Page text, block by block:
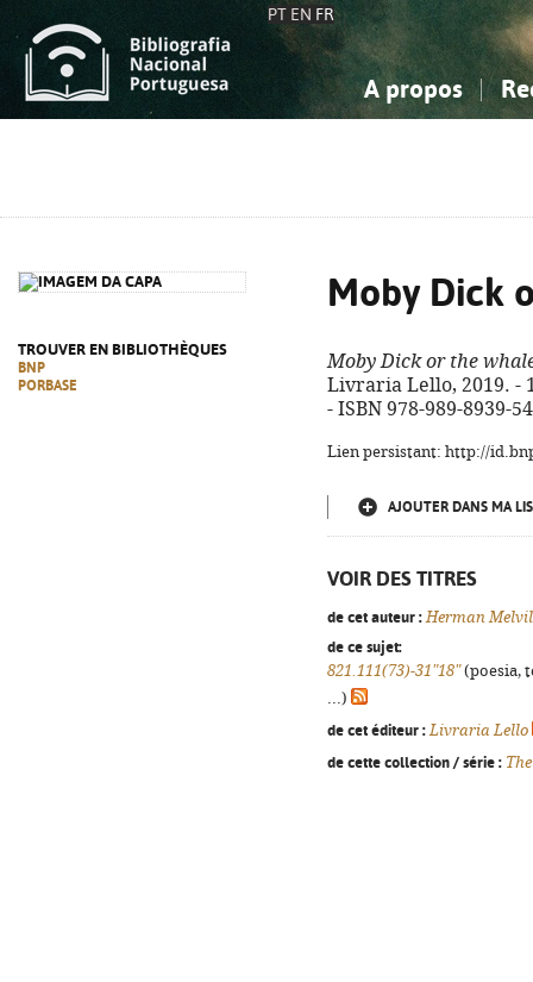
PT EN FR
A propos
TROUVER EN BIBLIOTHÈQUES
BNP
PORBASE
Moby Dick
Moby Dick or the
Livraria Lello, 2019. -
- ISBN 978-989-8939-
Lien persistant: http://
AJOUTER DANS MA
VOIR DES TITRES
de cet auteur : Herman
de ce sujet:
821.111(73)-31"18"(poesia,
...)
de cet éditeur : Livraria Lello
de cette collection / série :